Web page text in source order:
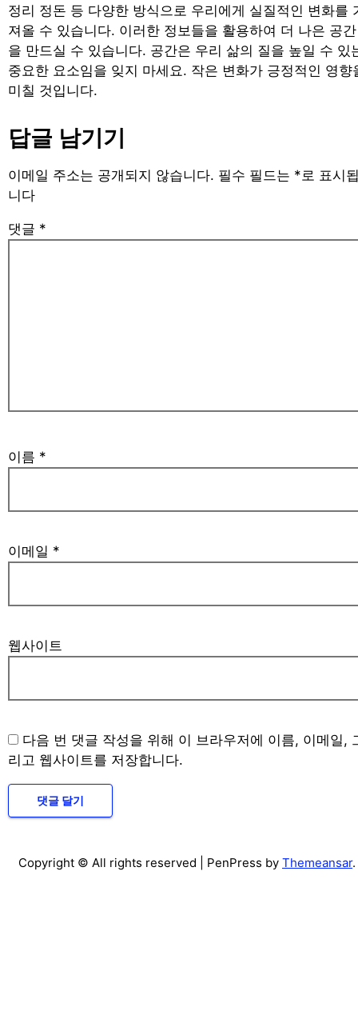
정리 정돈 등 다양한 방식으로 우리에게 실질적인 변화를
져올 수 있습니다. 이러한 정보들을 활용하여 더 나은 공간
을 만드실 수 있습니다. 공간은 우리 삶의 질을 높일 수 있
중요한 요소임을 잊지 마세요. 작은 변화가 긍정적인 영향
미칠 것입니다.
답글 남기기
이메일 주소는 공개되지 않습니다. 필수 필드는 * 로 표시
니다
댓글 *
이름 *
이메일 *
웹사이트
다음 번 댓글 작성을 위해 이 브라우저에 이름, 이메일,
리고 웹사이트를 저장합니다.
Copyright © All rights reserved | PenPress by Themeansar.